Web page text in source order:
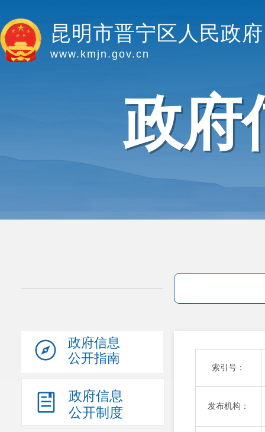
昆明市晋宁区人民政府
www.kmjn.gov.cn
政府
政府信息
公开指南
政府信息
公开制度
索引号：
发布机构：